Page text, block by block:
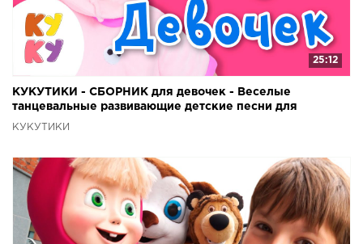
25:12
КУКУТИКИ - СБОРНИК для девочек - Веселые
танцевальные развивающие детские песни для
малышей девочек
КУКУТИКИ